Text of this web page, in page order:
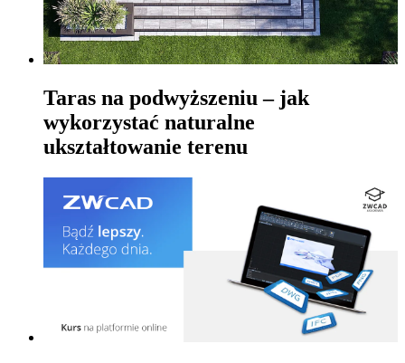
Taras na podwyższeniu – jak
wykorzystać naturalne
ukształtowanie terenu